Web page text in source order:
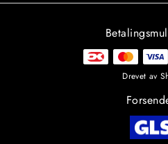
Drevet av